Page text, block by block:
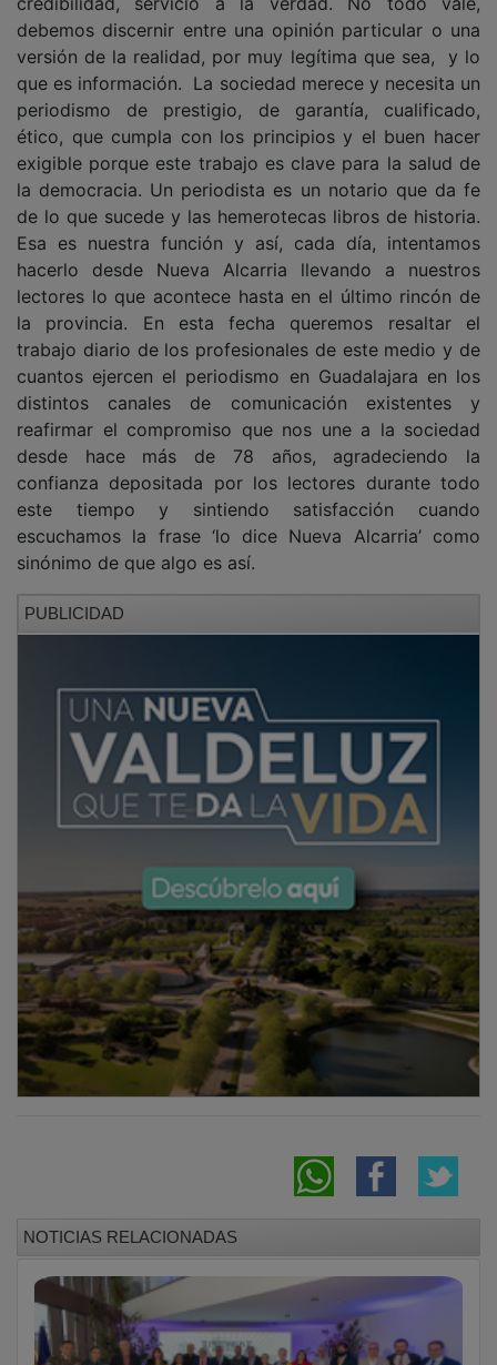
debemos discernir entre una opinión particular o una
versión de la realidad, por muy legítima que sea, y lo
que es información. La sociedad merece y necesita un
periodismo de prestigio, de garantía, cualificado,
ético, que cumpla con los principios y el buen hacer
exigible porque este trabajo es clave para la salud de
la democracia. Un periodista es un notario que da fe
de lo que sucede y las hemerotecas libros de historia.
Esa es nuestra función y así, cada día, intentamos
hacerlo desde Nueva Alcarria llevando a nuestros
lectores lo que acontece hasta en el último rincón de
la provincia. En esta fecha queremos resaltar el
trabajo diario de los profesionales de este medio y de
cuantos ejercen el periodismo en Guadalajara en los
distintos canales de comunicación existentes y
reafirmar el compromiso que nos une a la sociedad
desde hace más de 78 años, agradeciendo la
confianza depositada por los lectores durante todo
este tiempo y sintiendo satisfacción cuando
escuchamos la frase ‘lo dice Nueva Alcarria’ como
sinónimo de que algo es así.